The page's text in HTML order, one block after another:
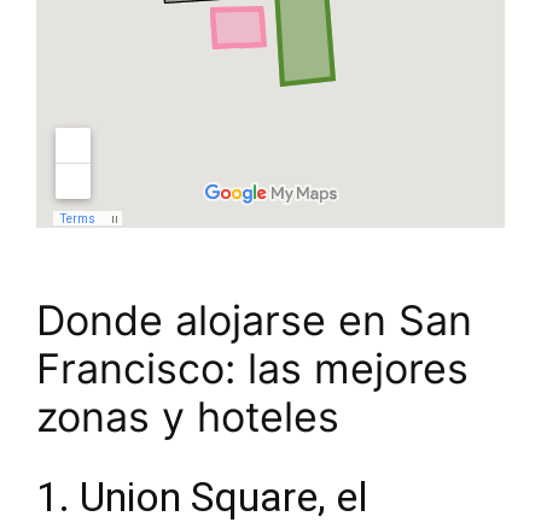
Donde alojarse en San
Francisco: las mejores
zonas y hoteles
1. Union Square, el